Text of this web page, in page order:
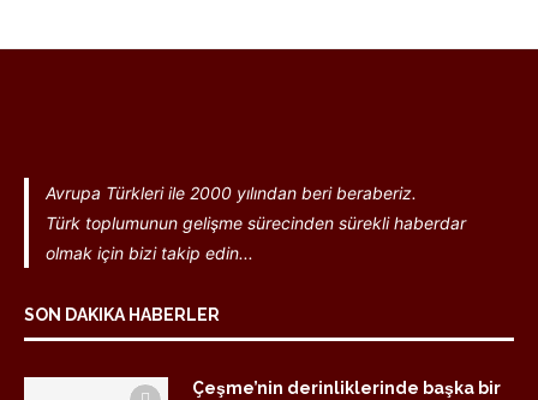
Avrupa Türkleri ile 2000 yılından beri beraberiz.
Türk toplumunun gelişme sürecinden sürekli haberdar
olmak için bizi takip edin...
SON DAKIKA HABERLER
Çeşme’nin derinliklerinde başka bir